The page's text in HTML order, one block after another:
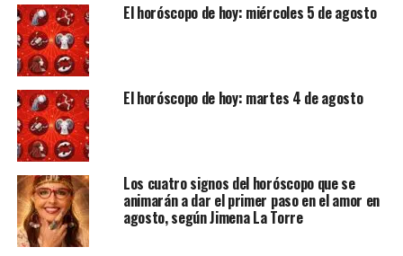
El horóscopo de hoy: miércoles 5 de agosto
El horóscopo de hoy: martes 4 de agosto
Los cuatro signos del horóscopo que se
animarán a dar el primer paso en el amor en
agosto, según Jimena La Torre